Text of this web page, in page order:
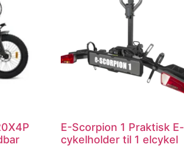
E-Scorpion 1 Praktisk E-
cykelholder til 1 elcykel